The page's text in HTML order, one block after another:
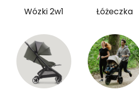
Wózki 2w1 Łóżeczka